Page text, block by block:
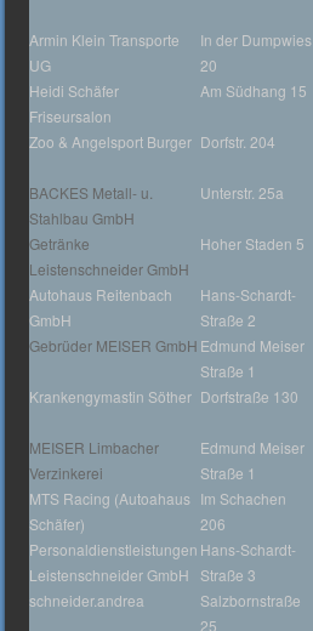
Armin Klein Transporte
UG
In der Dumpwies
20
Heidi Schäfer
Friseursalon
Am Südhang 15
Zoo & Angelsport Burger Dorfstr. 204
BACKES Metall- u.
Stahlbau GmbH
Unterstr. 25a
Getränke
Leistenschneider GmbH
Hoher Staden 5
Autohaus Reitenbach
GmbH
Hans-Schardt-
Straße 2
Gebrüder MEISER GmbH Edmund Meiser
Straße 1
Krankengymastin Söther Dorfstraße 130
MEISER Limbacher
Verzinkerei
Edmund Meiser
Straße 1
MTS Racing (Autoahaus
Schäfer)
Im Schachen
206
Personaldienstleistungen
Leistenschneider GmbH
Hans-Schardt-
Straße 3
schneider.andrea
Salzbornstraße
25